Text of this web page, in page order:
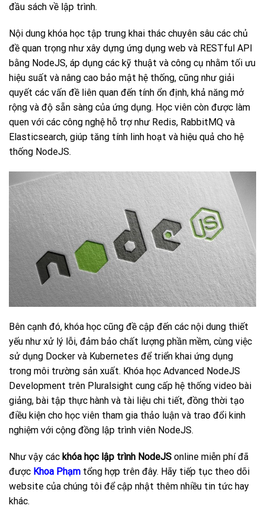
đầu sách về lập trình.
Nội dung khóa học tập trung khai thác chuyên sâu các chủ
đề quan trọng như xây dựng ứng dụng web và RESTful API
bằng NodeJS, áp dụng các kỹ thuật và công cụ nhằm tối ưu
hiệu suất và nâng cao bảo mật hệ thống, cũng như giải
quyết các vấn đề liên quan đến tính ổn định, khả năng mở
rộng và độ sẵn sàng của ứng dụng. Học viên còn được làm
quen với các công nghệ hỗ trợ như Redis, RabbitMQ và
Elasticsearch, giúp tăng tính linh hoạt và hiệu quả cho hệ
thống NodeJS.
Bên cạnh đó, khóa học cũng đề cập đến các nội dung thiết
yếu như xử lý lỗi, đảm bảo chất lượng phần mềm, cùng việc
sử dụng Docker và Kubernetes để triển khai ứng dụng
trong môi trường sản xuất. Khóa học Advanced NodeJS
Development trên Pluralsight cung cấp hệ thống video bài
giảng, bài tập thực hành và tài liệu chi tiết, đồng thời tạo
điều kiện cho học viên tham gia thảo luận và trao đổi kinh
nghiệm với cộng đồng lập trình viên NodeJS.
Như vậy các khóa học lập trình NodeJS online miễn phí đã
được Khoa Phạm tổng hợp trên đây. Hãy tiếp tục theo dõi
website của chúng tôi để cập nhật thêm nhiều tin tức hay
khác.